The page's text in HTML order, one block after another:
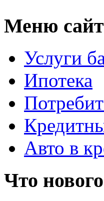
Меню
Услуги
Ипотека
Авто в
Что